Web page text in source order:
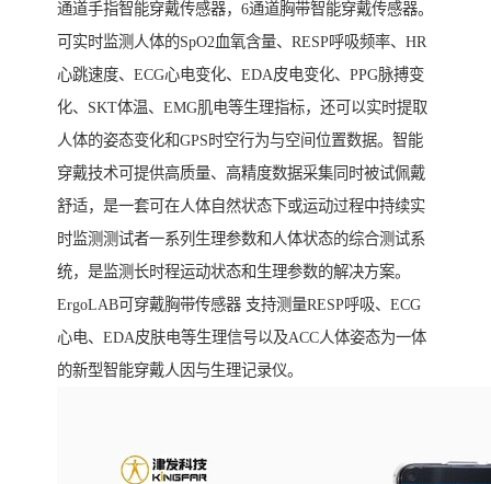
通道手指智能穿戴传感器，6通道胸带智能穿戴传感器。
可实时监测人体的SpO2血氧含量、RESP呼吸频率、HR
心跳速度、ECG心电变化、EDA皮电变化、PPG脉搏变
化、SKT体温、EMG肌电等生理指标，还可以实时提取
人体的姿态变化和GPS时空行为与空间位置数据。智能
穿戴技术可提供高质量、高精度数据采集同时被试佩戴
舒适，是一套可在人体自然状态下或运动过程中持续实
时监测测试者一系列生理参数和人体状态的综合测试系
统，是监测长时程运动状态和生理参数的解决方案。
ErgoLAB可穿戴胸带传感器 支持测量RESP呼吸、ECG
心电、EDA皮肤电等生理信号以及ACC人体姿态为一体
的新型智能穿戴人因与生理记录仪。